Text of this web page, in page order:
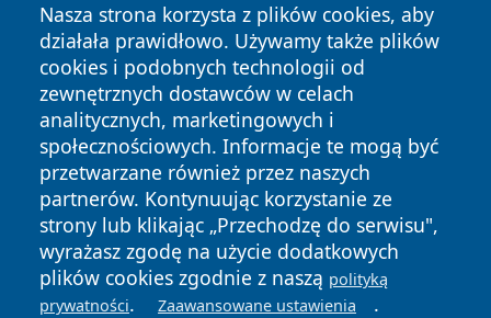
Nasza strona korzysta z plików cookies, aby
działała prawidłowo. Używamy także plików
cookies i podobnych technologii od
zewnętrznych dostawców w celach
analitycznych, marketingowych i
społecznościowych. Informacje te mogą być
przetwarzane również przez naszych
partnerów. Kontynuując korzystanie ze
strony lub klikając „Przechodzę do serwisu",
wyrażasz zgodę na użycie dodatkowych
plików cookies zgodnie z naszą polityką
prywatności. Zaawansowane ustawienia .
Copyright © 2026 olkuszonline.pl Wszystkie prawa
zastrzeżone.
News Autorzy
Polityka
Prywatności
Polityka
Cookies